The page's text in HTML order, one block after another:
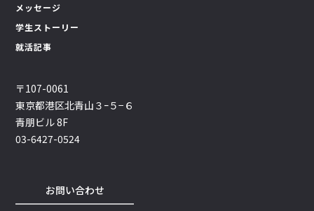
メッセージ
学生ストーリー
就活記事
〒107-0061
東京都港区北青山３ｰ５−６
青朋ビル 8F
03-6427-0524
お問い合わせ